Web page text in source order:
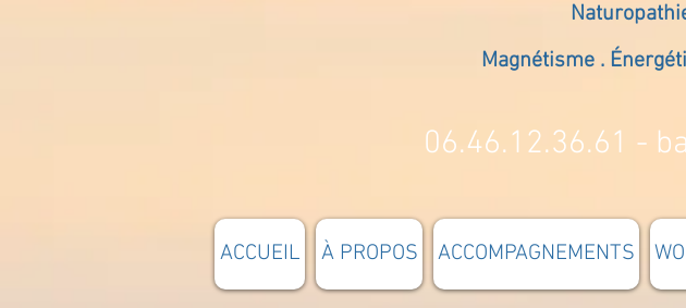
Magnétisme .
06.46.12.36.61 -
ACCUEIL À PROPOS ACCOMPAGNEMENTS